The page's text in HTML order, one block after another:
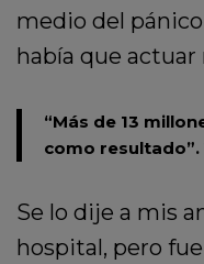
medio del
había que
“Más de 13
como resultado”.
Se lo dije a mis
hospital, pero